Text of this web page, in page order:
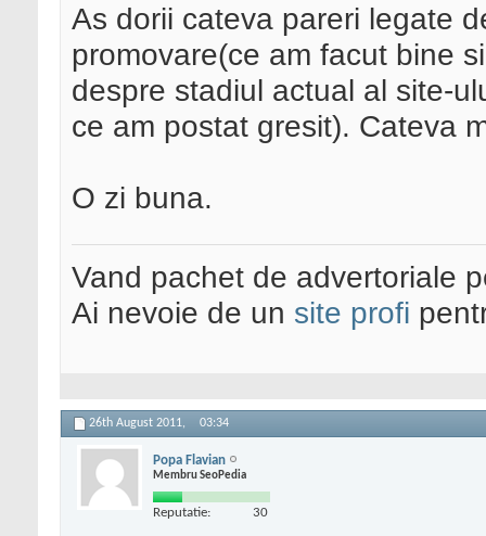
As dorii cateva pareri legate
promovare(ce am facut bine
despre stadiul actual al site-
ce am postat gresit). Cateva
O zi buna.
Vand pachet de advertoriale
Ai nevoie de un site profi
26th August 2011, 03:34
Popa Flavian
Membru SeoPedia
Reputatie: 30